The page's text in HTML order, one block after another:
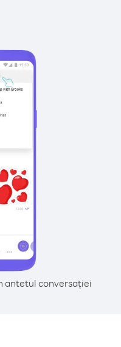
antetul conversației